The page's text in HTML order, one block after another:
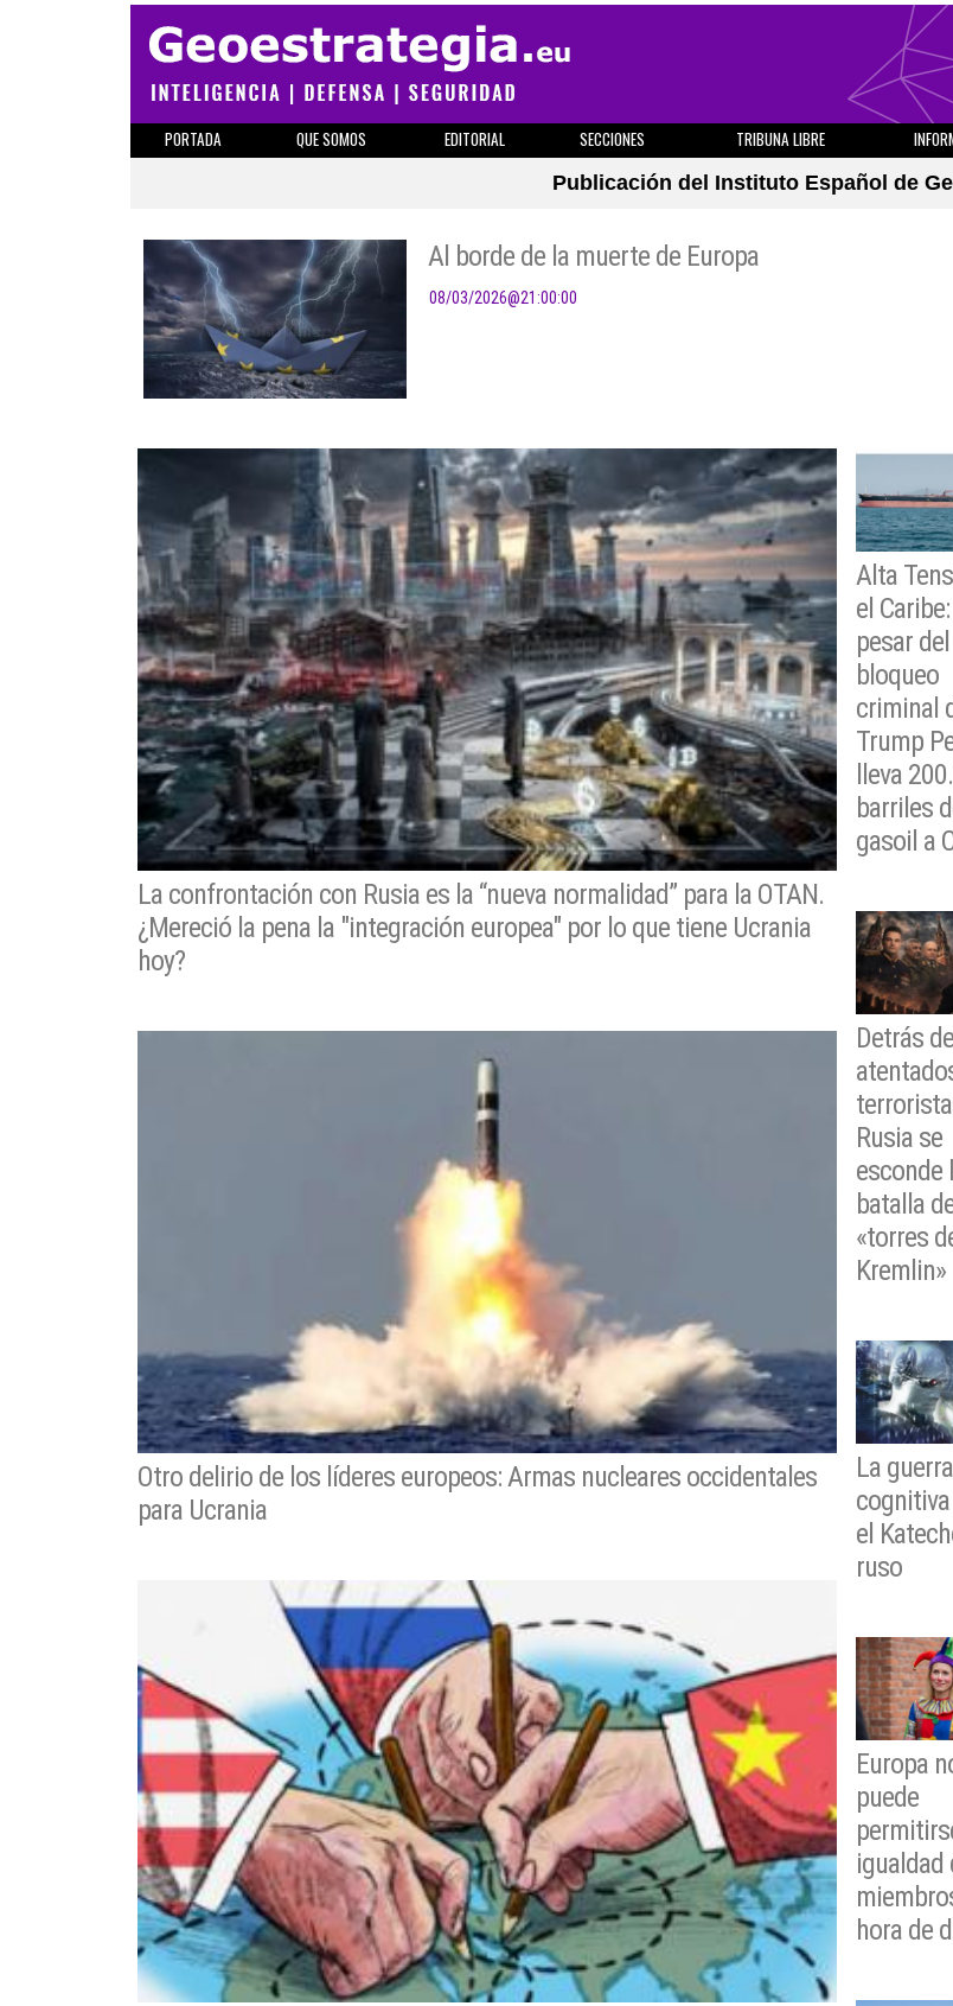
PORTADA QUE SOMOS EDITORIAL SECCIONES TRIBUNA LIBRE
Publicación del Instituto Español de
Al borde de la muerte de Europa
08/03/2026@21:00:00
La confrontación con Rusia es la “nueva normalidad” para la OTAN.
¿Mereció la pena la "integración europea" por lo que tiene Ucrania
hoy?
Otro delirio de los líderes europeos: Armas nucleares occidentales
para Ucrania
Alta
el
pesar del
bloqueo
criminal
Trump
lleva
barriles
gasoil a
Detrás
Rusia se
esconde
batalla
«torres
Kremlin»
La guerra
el
ruso
Europa
puede
igualdad
hora de